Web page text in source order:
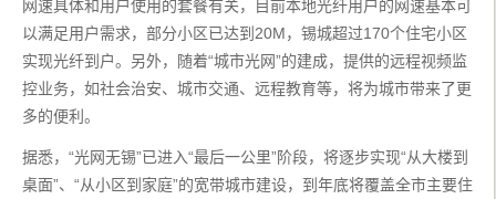
网速具体和用户使用的套餐有关，目前本地光纤用户的网速基本可
以满足用户需求，部分小区已达到20M，锡城超过170个住宅小区
实现光纤到户。另外，随着“城市光网”的建成，提供的远程视频监
控业务，如社会治安、城市交通、远程教育等，将为城市带来了更
多的便利。
据悉，“光网无锡”已进入“最后一公里”阶段，将逐步实现“从大楼到
桌面”、“从小区到家庭”的宽带城市建设，到年底将覆盖全市主要住